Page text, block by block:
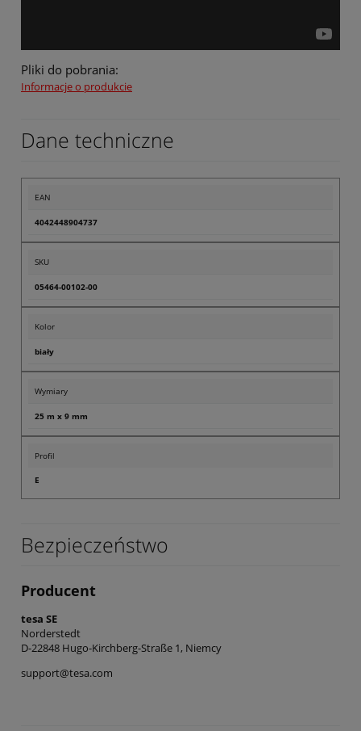
Pliki do pobrania:
Informacje o produkcie
Dane techniczne
EAN
4042448904737
SKU
05464-00102-00
Kolor
biały
Wymiary
25 m x 9 mm
Profil
E
Bezpieczeństwo
Producent
tesa SE
Norderstedt
D-22848 Hugo-Kirchberg-Straße 1, Niemcy
support@tesa.com